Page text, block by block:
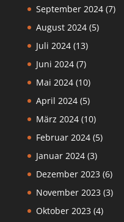
September 2024(7)
August 2024(5)
Juli 2024(13)
Juni 2024(7)
Mai 2024(10)
April 2024(5)
März 2024(10)
Februar 2024(5)
Januar 2024(3)
Dezember 2023 (6)
November 2023 (3)
Oktober 2023 (4)